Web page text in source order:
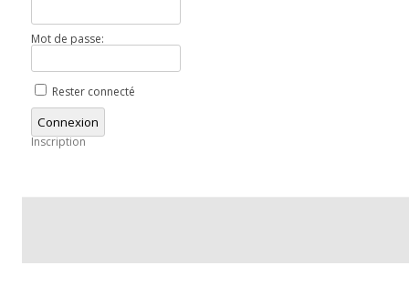
Mot de passe:
Rester connecté
Connexion
Inscription